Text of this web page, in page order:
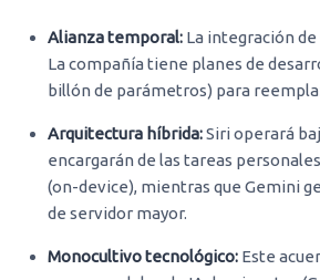
Alianza temporal: La integración
La compañía tiene planes de
billón de parámetros) para
Arquitectura híbrida:Siri operará
encargarán de las tareas
(on-device), mientras que Gemini
de servidor mayor.
Monocultivo tecnológico: Este